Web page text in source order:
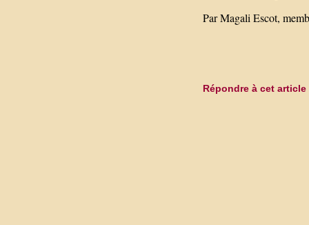
Par Magali Escot,
Répondre à cet article